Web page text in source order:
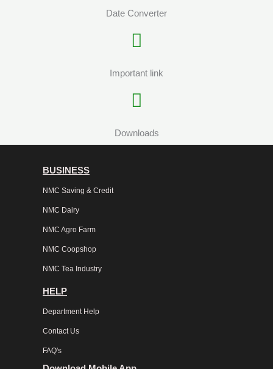
Date Converter
Important link
Downloads
BUSINESS
NMC Saving & Credit
NMC Dairy
NMC Agro Farm
NMC Coopshop
NMC Tea Industry
HELP
Department Help
Contact Us
FAQ's